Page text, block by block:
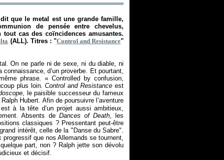
que le metal est une grande famille,
de pensée entre chevelus,
cas des coïncidences amusantes.
(ALL). Titres : "Control and Resistance"
On ne parle ni de sexe, ni du diable, ni
d’un proverbe. Et pourtant,
phrase. «Controlled by confusion,
plus loin.Control and Resistance est
, le paisible successeur du fameux
Hubert. Afin de poursuivre l’aventure
à la tête d’un projet aussi ambitieux,
Absents de Dances of Death, les
classiques ? Pressentant peut-être
intérêt, celle de la "Danse du Sabre".
progressif que nos Allemands se tournent,
part, non ? Ralph jette son dévolu
et décisif.